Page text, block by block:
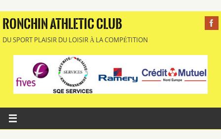
RONCHIN ATHLETIC CLUB
DU SPORT PLAISIR DU LOISIR À LA COMPÉTITION